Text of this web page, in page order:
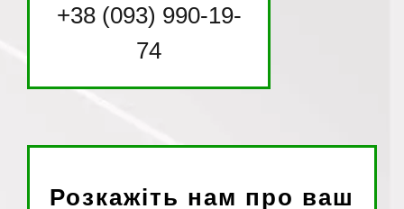
+38 (093) 990-19-
74
Розкажіть нам про ваш